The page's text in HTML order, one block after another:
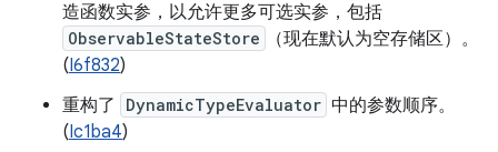
造函数实参，以允许更多可选实参，包括
ObservableStateStore
（现在默认为空存储区）。
(I6f832)
重构了
DynamicTypeEvaluator 中的参数顺序。
(Ic1ba4)